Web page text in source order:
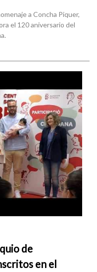
a Concha Piquer,
el 120 aniversario del
de
en el